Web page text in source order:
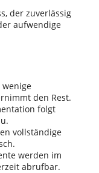
der zuverlässig
aufwendige
den Rest.
folgt
vollständige
werden im
abrufbar.